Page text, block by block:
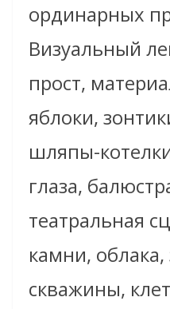
ординарных
Визуальный
прост,
яблоки,
шляпы-
глаза,
театральная
камни,
скважины,